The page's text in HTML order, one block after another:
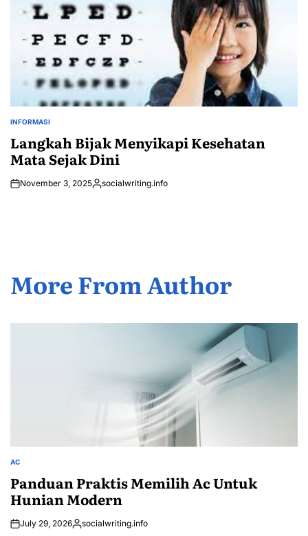
POSTED
INFORMASI
Langkah Bijak Menyikapi Kesehatan
Mata Sejak Dini
November 3, 2025Posted
socialwriting.info
More From Author
POSTED
AC
Panduan Praktis Memilih Ac Untuk
Hunian Modern
July 29, 2026Posted
socialwriting.info